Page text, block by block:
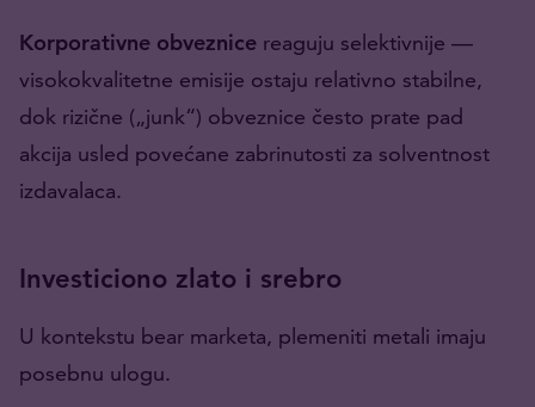
Korporativne obveznice reaguju selektivnije —
visokokvalitetne emisije ostaju relativno stabilne,
dok rizične („junk“) obveznice često prate pad
akcija usled povećane zabrinutosti za solventnost
izdavalaca.
Investiciono zlato i srebro
U kontekstu bear marketa, plemeniti metali imaju
posebnu ulogu.